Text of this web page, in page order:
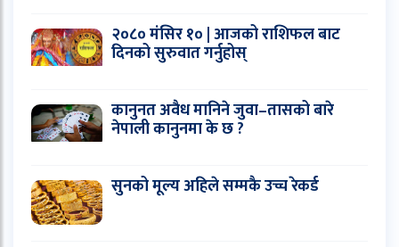
२०८० मंसिर १० | आजको राशिफल बाट
दिनको सुरुवात गर्नुहोस्
कानुनत अवैध मानिने जुवा–तासको बारे
नेपाली कानुनमा के छ ?
सुनको मूल्य अहिले सम्मकै उच्च रेकर्ड